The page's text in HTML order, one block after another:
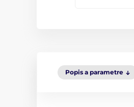
Popis a parametre